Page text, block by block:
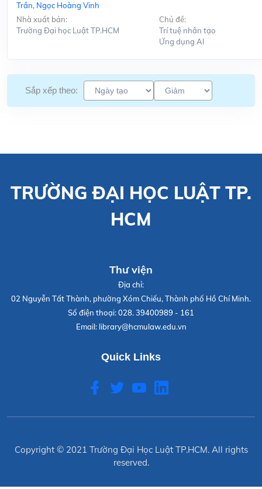
Trần, Ngọc Hoàng Vinh
Nhà xuất bản:
Trường Đại học Luật TP.HCM
Chủ đề:
Trí tuệ nhân tạo
Ứng dụng Al
Sắp xếp theo:
TRƯỜNG ĐẠI HỌC LUẬT TP.
HCM
Thư viện
Địa chỉ:
02 Nguyễn Tất Thành, phường Xóm Chiếu, Thành phố Hồ Chí Minh.
Số điện thoại:028. 39400989 - 161
Email: library@hcmulaw.edu.vn
Quick Links
Copyright © 2021 Trường Đại Học Luật TP.HCM. All rights
reserved.